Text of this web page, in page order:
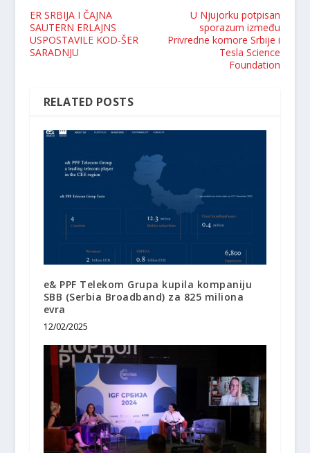
ER SRBIJA I ČAJNA
SAUTERN ERLAJNS
USPOSTAVILE KOD-ŠER
SARADNJU
U Njujorku potpisan
sporazum između
Privredne komore Srbije i
Tesla Science
Foundation
RELATED POSTS
e& PPF Telekom Grupa kupila kompaniju
SBB (Serbia Broadband) za 825 miliona
evra
12/02/2025